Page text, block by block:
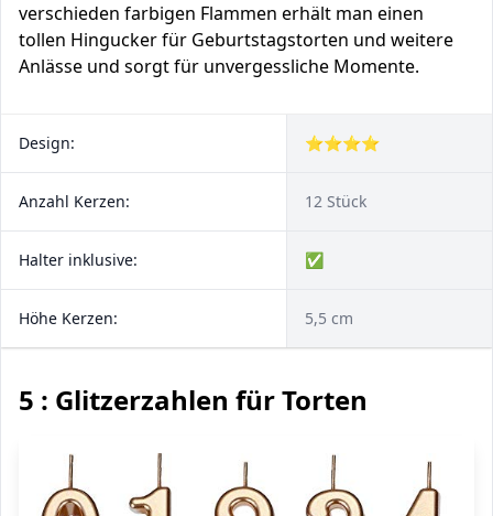
verschieden farbigen Flammen erhält man einen
tollen Hingucker für Geburtstagstorten und weitere
Anlässe und sorgt für unvergessliche Momente.
Design: ⭐⭐⭐⭐
Anzahl Kerzen: 12 Stück
Halter inklusive: ✅
Höhe Kerzen: 5,5 cm
5 : Glitzerzahlen für Torten